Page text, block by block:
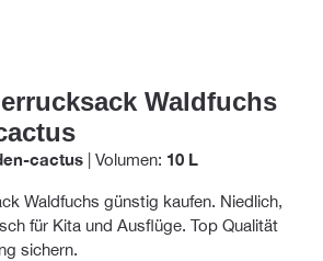
Waldfuchs
cactus Volumen: 10 L
Waldfuchs günstig kaufen. Niedlich,
für Kita und Ausflüge. Top Qualität
sichern.